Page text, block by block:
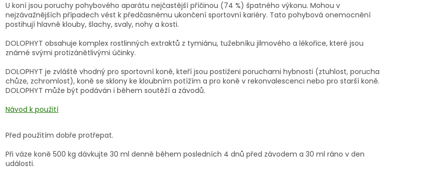
U koní jsou poruchy pohybového aparátu nejčastější příčinou (74 %) špatného výkonu. Mohou v
nejzávažnějších případech vést k předčasnému ukončení sportovní kariéry. Tato pohybová onemocnění
postihují hlavně klouby, šlachy, svaly, nohy a kosti.
DOLOPHYT obsahuje komplex rostlinných extraktů z tymiánu, tužebníku jilmového a lékořice, které jsou
známé svými protizánětlivými účinky.
DOLOPHYT je zvláště vhodný pro sportovní koně, kteří jsou postiženi poruchami hybnosti (ztuhlost, porucha
chůze, zchromlost), koně se sklony ke kloubním potížím a pro koně v rekonvalescenci nebo pro starší koně.
DOLOPHYT může být podáván i během soutěží a závodů.
Návod k použití
Před použitím dobře protřepat.
Při váze koně 500 kg dávkujte 30 ml denně během posledních 4 dnů před závodem a 30 ml ráno v den
události.